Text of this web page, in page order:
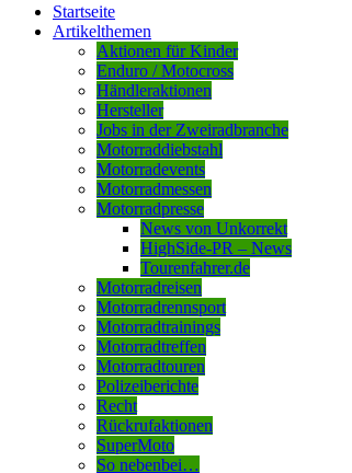
Startseite
Artikelthemen
Aktionen für Kinder
Enduro / Motocross
Händleraktionen
Hersteller
Jobs in der Zweiradbranche
Motorraddiebstahl
Motorradevents
Motorradmessen
Motorradpresse
News von Unkorrekt
HighSide-PR – News
Tourenfahrer.de
Motorradreisen
Motorradrennsport
Motorradtrainings
Motorradtreffen
Motorradtouren
Polizeiberichte
Recht
Rückrufaktionen
SuperMoto
So nebenbei…